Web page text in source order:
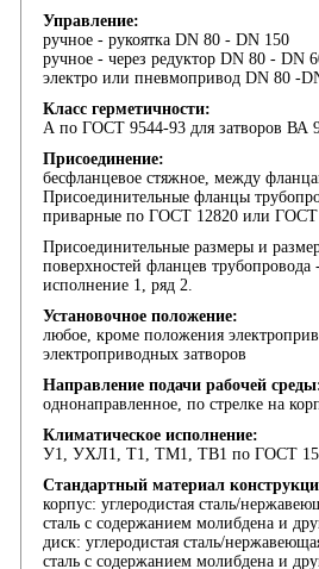
Управление:
ручное - рукоятка DN 80 - DN 150
ручное - через редуктор DN 80 - DN
электро или пневмопривод DN 80 -
Класс герметичности:
А по ГОСТ 9544-93 для затворов ВА
Присоединение:
бесфланцевое стяжное, между
Присоединительные фланцы
приварные по ГОСТ 12820 или ГОСТ
Присоединительные размеры и
поверхностей фланцев
исполнение 1, ряд 2.
Установочное положение:
любое, кроме положения
электроприводных затворов
Направление подачи рабочей
однонаправленное, по стрелке на
Климатическое исполнение:
У1, УХЛ1, Т1, ТМ1, ТВ1 по ГОСТ
Стандартный материал
корпус: углеродистая сталь/
сталь с содержанием молибдена и
диск: углеродистая сталь/
сталь с содержанием молибдена и